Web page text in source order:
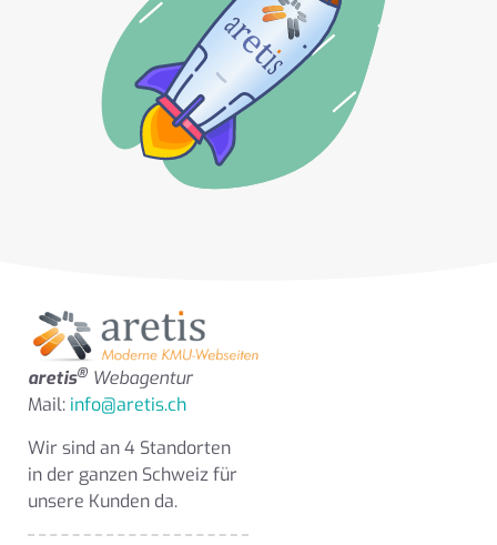
aretis® Webagentur
Mail: info@aretis.ch
Wir sind an 4 Standorten
in der ganzen Schweiz für
unsere Kunden da.